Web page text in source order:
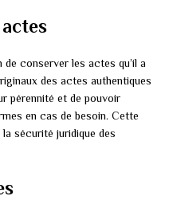
conserver les actes qu’il a
des actes authentiques
pérennité et de pouvoir
en cas de besoin. Cette
sécurité juridique des